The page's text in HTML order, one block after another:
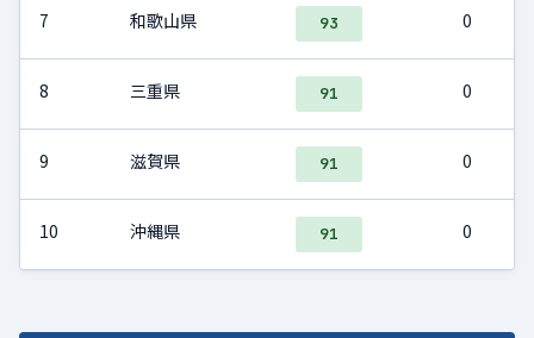
7 和歌山県 93 0
8 三重県 91 0
9 滋賀県 91 0
10 沖縄県 91 0